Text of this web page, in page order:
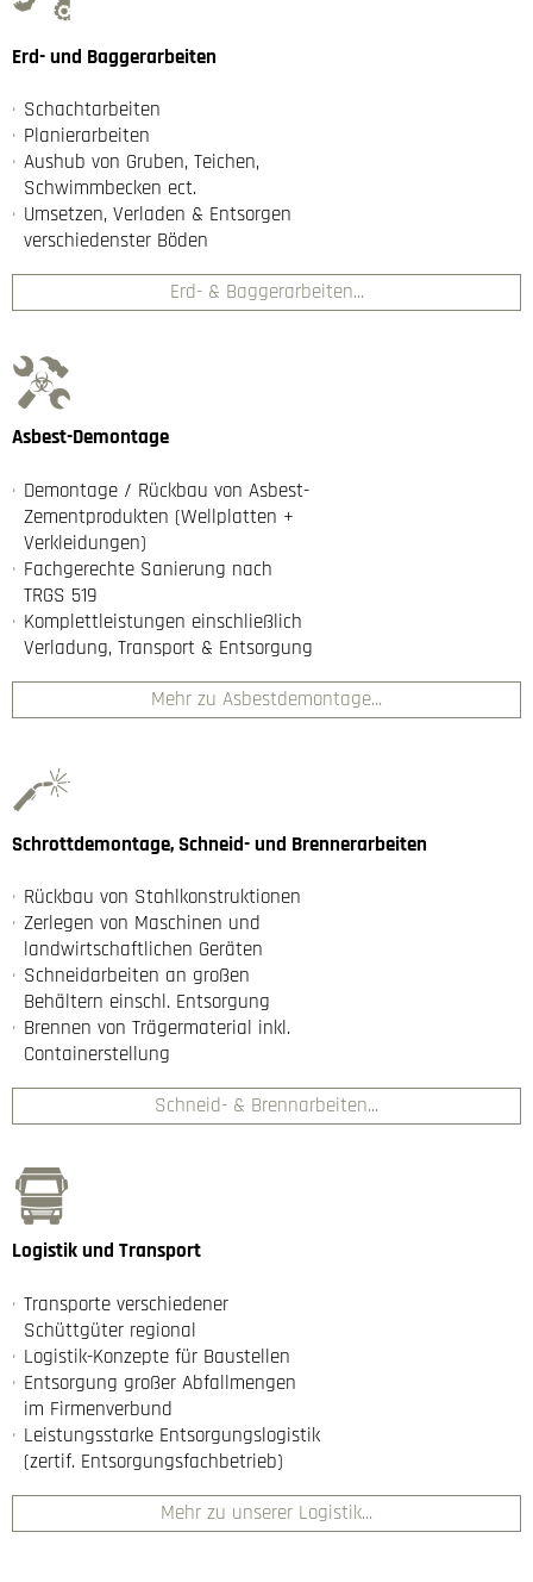
Erd- und Baggerarbeiten
Schachtarbeiten
Planierarbeiten
Aushub von Gruben, Teichen,
Schwimmbecken ect.
Umsetzen, Verladen & Entsorgen
verschiedenster Böden
Erd- & Baggerarbeiten...
Asbest-Demontage
Demontage / Rückbau von Asbest-
Zementprodukten (Wellplatten +
Verkleidungen)
Fachgerechte Sanierung nach
TRGS 519
Komplettleistungen einschließlich
Verladung, Transport & Entsorgung
Mehr zu Asbestdemontage...
Schrottdemontage, Schneid- und Brennerarbeiten
Rückbau von Stahlkonstruktionen
Zerlegen von Maschinen und
landwirtschaftlichen Geräten
Schneidarbeiten an großen
Behältern einschl. Entsorgung
Brennen von Trägermaterial inkl.
Containerstellung
Schneid- & Brennarbeiten...
Logistik und Transport
Transporte verschiedener
Schüttgüter regional
Logistik-Konzepte für Baustellen
Entsorgung großer Abfallmengen
im Firmenverbund
Leistungsstarke Entsorgungslogistik
(zertif. Entsorgungsfachbetrieb)
Mehr zu unserer Logistik...